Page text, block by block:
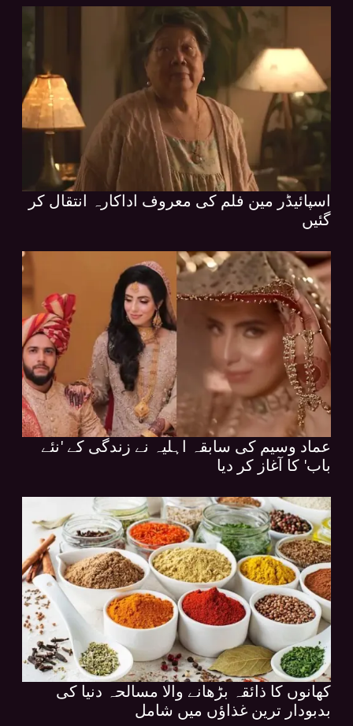
اسپائیڈر مین فلم کی معروف اداکارہ انتقال کر
گئیں
عماد وسیم کی سابقہ اہلیہ نے زندگی کے 'نئے
باب' کا آغاز کر دیا
کھانوں کا ذائقہ بڑھانے والا مسالحہ دنیا کی
بدبودار ترین غذاؤں میں شامل